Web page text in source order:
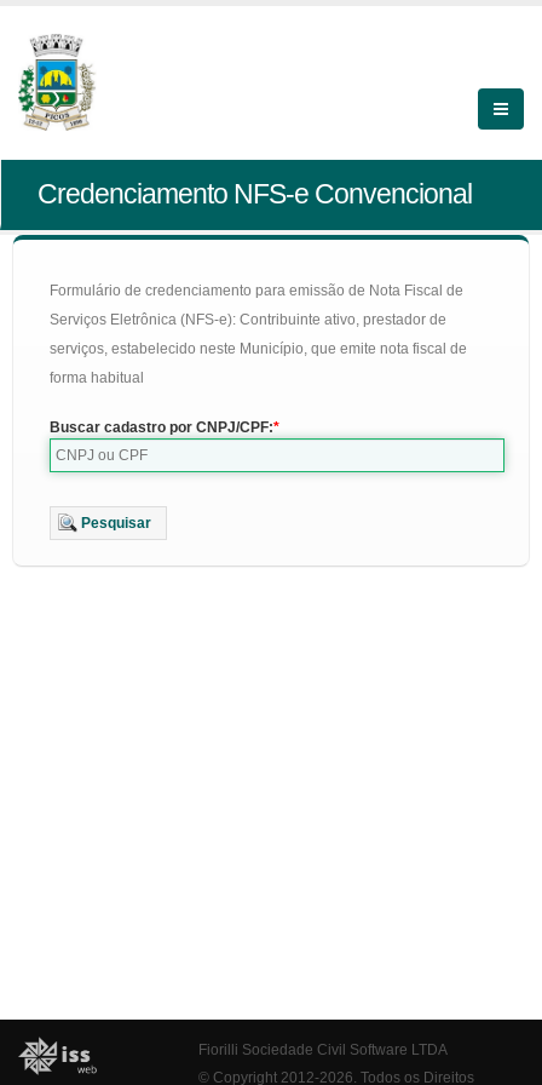
Credenciamento NFS-e Convencional
Formulário de credenciamento para emissão de Nota Fiscal de
Serviços Eletrônica (NFS-e): Contribuinte ativo, prestador de
serviços, estabelecido neste Município, que emite nota fiscal de
forma habitual
Buscar cadastro por CNPJ/CPF:
Pesquisar
Fiorilli Sociedade Civil Software LTDA
© Copyright 2012-2026. Todos os Direitos